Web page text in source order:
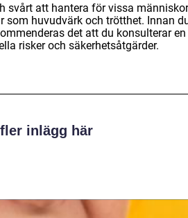
svårt att hantera för vissa
som huvudvärk och trötthet. Innan
det att du konsulterar en
risker och säkerhetsåtgärder.
inlägg här